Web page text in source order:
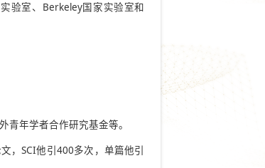
验室、Berkeley国家实验室和
青年学者合作研究基金等。
，SCI他引400多次，单篇他引